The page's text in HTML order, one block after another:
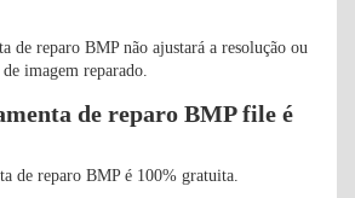
de reparo BMP não ajustará a resolução ou
imagem reparado.
de reparo BMP file é
de reparo BMP é 100% gratuita.